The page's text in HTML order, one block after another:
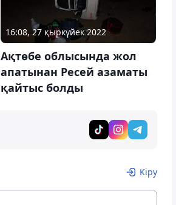
16:08, 27 қыркүйек 2022
Ақтөбе облысында жол
апатынан Ресей азаматы
қайтыс болды
Кіру